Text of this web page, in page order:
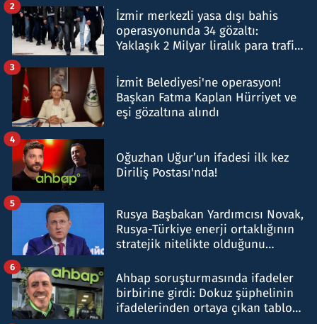
İzmir merkezli yasa dışı bahis
operasyonunda 34 gözaltı:
Yaklaşık 2 Milyar liralık para trafiği
2
İzmit Belediyesi'ne operasyon!
Başkan Fatma Kaplan Hürriyet ve
eşi gözaltına alındı
3
Oğuzhan Uğur’un ifadesi ilk kez
Diriliş Postası'nda!
4
Rusya Başbakan Yardımcısı Novak,
Rusya-Türkiye enerji ortaklığının
stratejik nitelikte olduğunu
5
Ahbap soruşturmasında ifadeler
birbirine girdi: Dokuz şüphelinin
ifadelerinden ortaya çıkan tablo
6